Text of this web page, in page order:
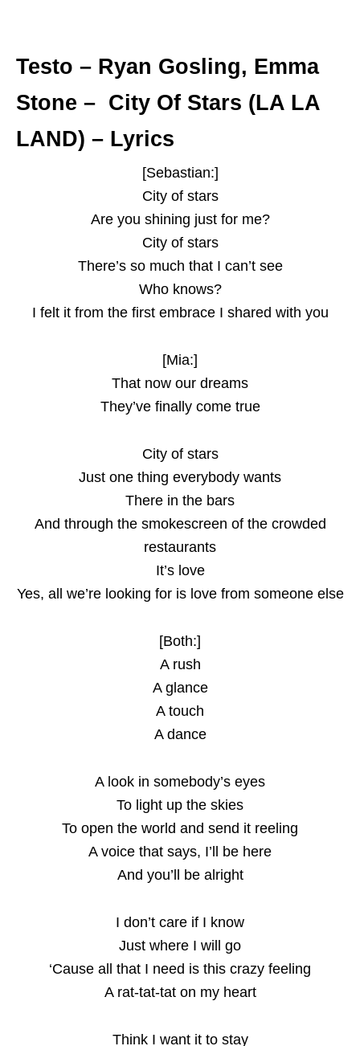
Testo – Ryan Gosling, Emma
Stone – City Of Stars (LA LA
LAND) – Lyrics
[Sebastian:]
City of stars
Are you shining just for me?
City of stars
There’s so much that I can’t see
Who knows?
I felt it from the first embrace I shared with you
[Mia:]
That now our dreams
They’ve finally come true
City of stars
Just one thing everybody wants
There in the bars
And through the smokescreen of the crowded
restaurants
It’s love
Yes, all we’re looking for is love from someone else
[Both:]
A rush
A glance
A touch
A dance
A look in somebody’s eyes
To light up the skies
To open the world and send it reeling
A voice that says, I’ll be here
And you’ll be alright
I don’t care if I know
Just where I will go
‘Cause all that I need is this crazy feeling
A rat-tat-tat on my heart
Think I want it to stay